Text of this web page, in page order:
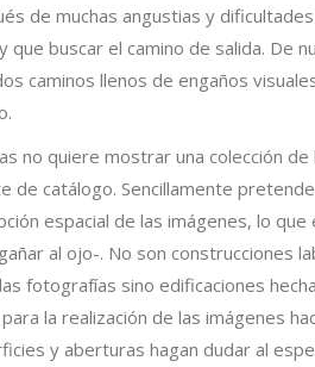
de muchas angustias y
que buscar el camino de salida. De
​​caminos llenos de engaños
no quiere mostrar una colección de
de catálogo. Sencillamente
espacial de las imágenes, lo que
al ojo-. No son construcciones
fotografías sino edificaciones
la realización de las imágenes
y aberturas hagan dudar al